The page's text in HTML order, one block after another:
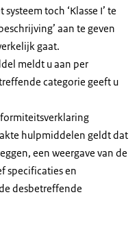
toch ‘Klasse I’ te
aan te geven
gaat.
meldt u aan per
categorie geeft u
hulpmiddelen geldt dat
een weergave van de
specificaties en
desbetreffende